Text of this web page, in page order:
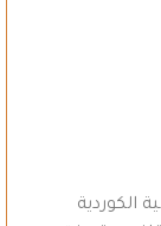
الكوردية